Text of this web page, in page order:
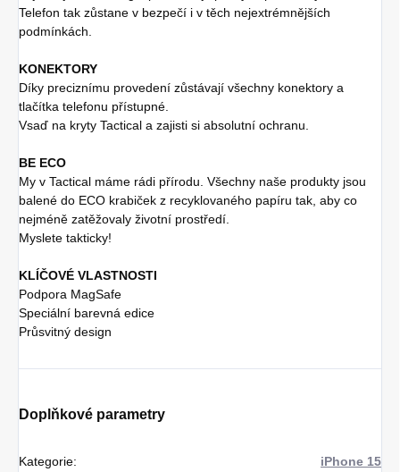
Telefon tak zůstane v bezpečí i v těch nejextrémnějších
podmínkách.
KONEKTORY
Díky preciznímu provedení zůstávají všechny konektory a
tlačítka telefonu přístupné.
Vsaď na kryty Tactical a zajisti si absolutní ochranu.
BE ECO
My v Tactical máme rádi přírodu. Všechny naše produkty jsou
balené do ECO krabiček z recyklovaného papíru tak, aby co
nejméně zatěžovaly životní prostředí.
Myslete takticky!
KLÍČOVÉ VLASTNOSTI
Podpora MagSafe
Speciální barevná edice
Průsvitný design
Doplňkové parametry
Kategorie: iPhone 15